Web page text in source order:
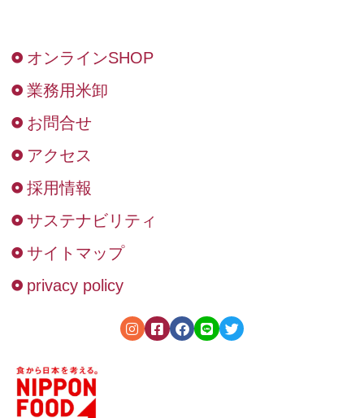
オンラインSHOP
業務用米卸
お問合せ
アクセス
採用情報
サステナビリティ
サイトマップ
privacy policy